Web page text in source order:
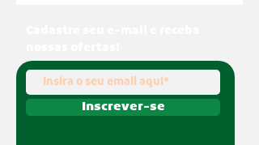
Inscrever-se